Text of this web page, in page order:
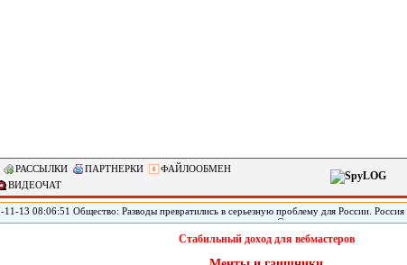
РАССЫЛКИ ПАРТНЕРКИ
ФАЙЛООБМЕН
ВИДЕОЧАТ
11-13 08:06:51 Общество: Разводы превратились в серьезную проблему для России.
лидерство по такому показателю, как количество разводов. Социологи называют это
вызовов и, как следствие, потенциальных угроз для экономики. Но чтобы
определиться с вектором его развития.Стабильный доход для вебмастеров